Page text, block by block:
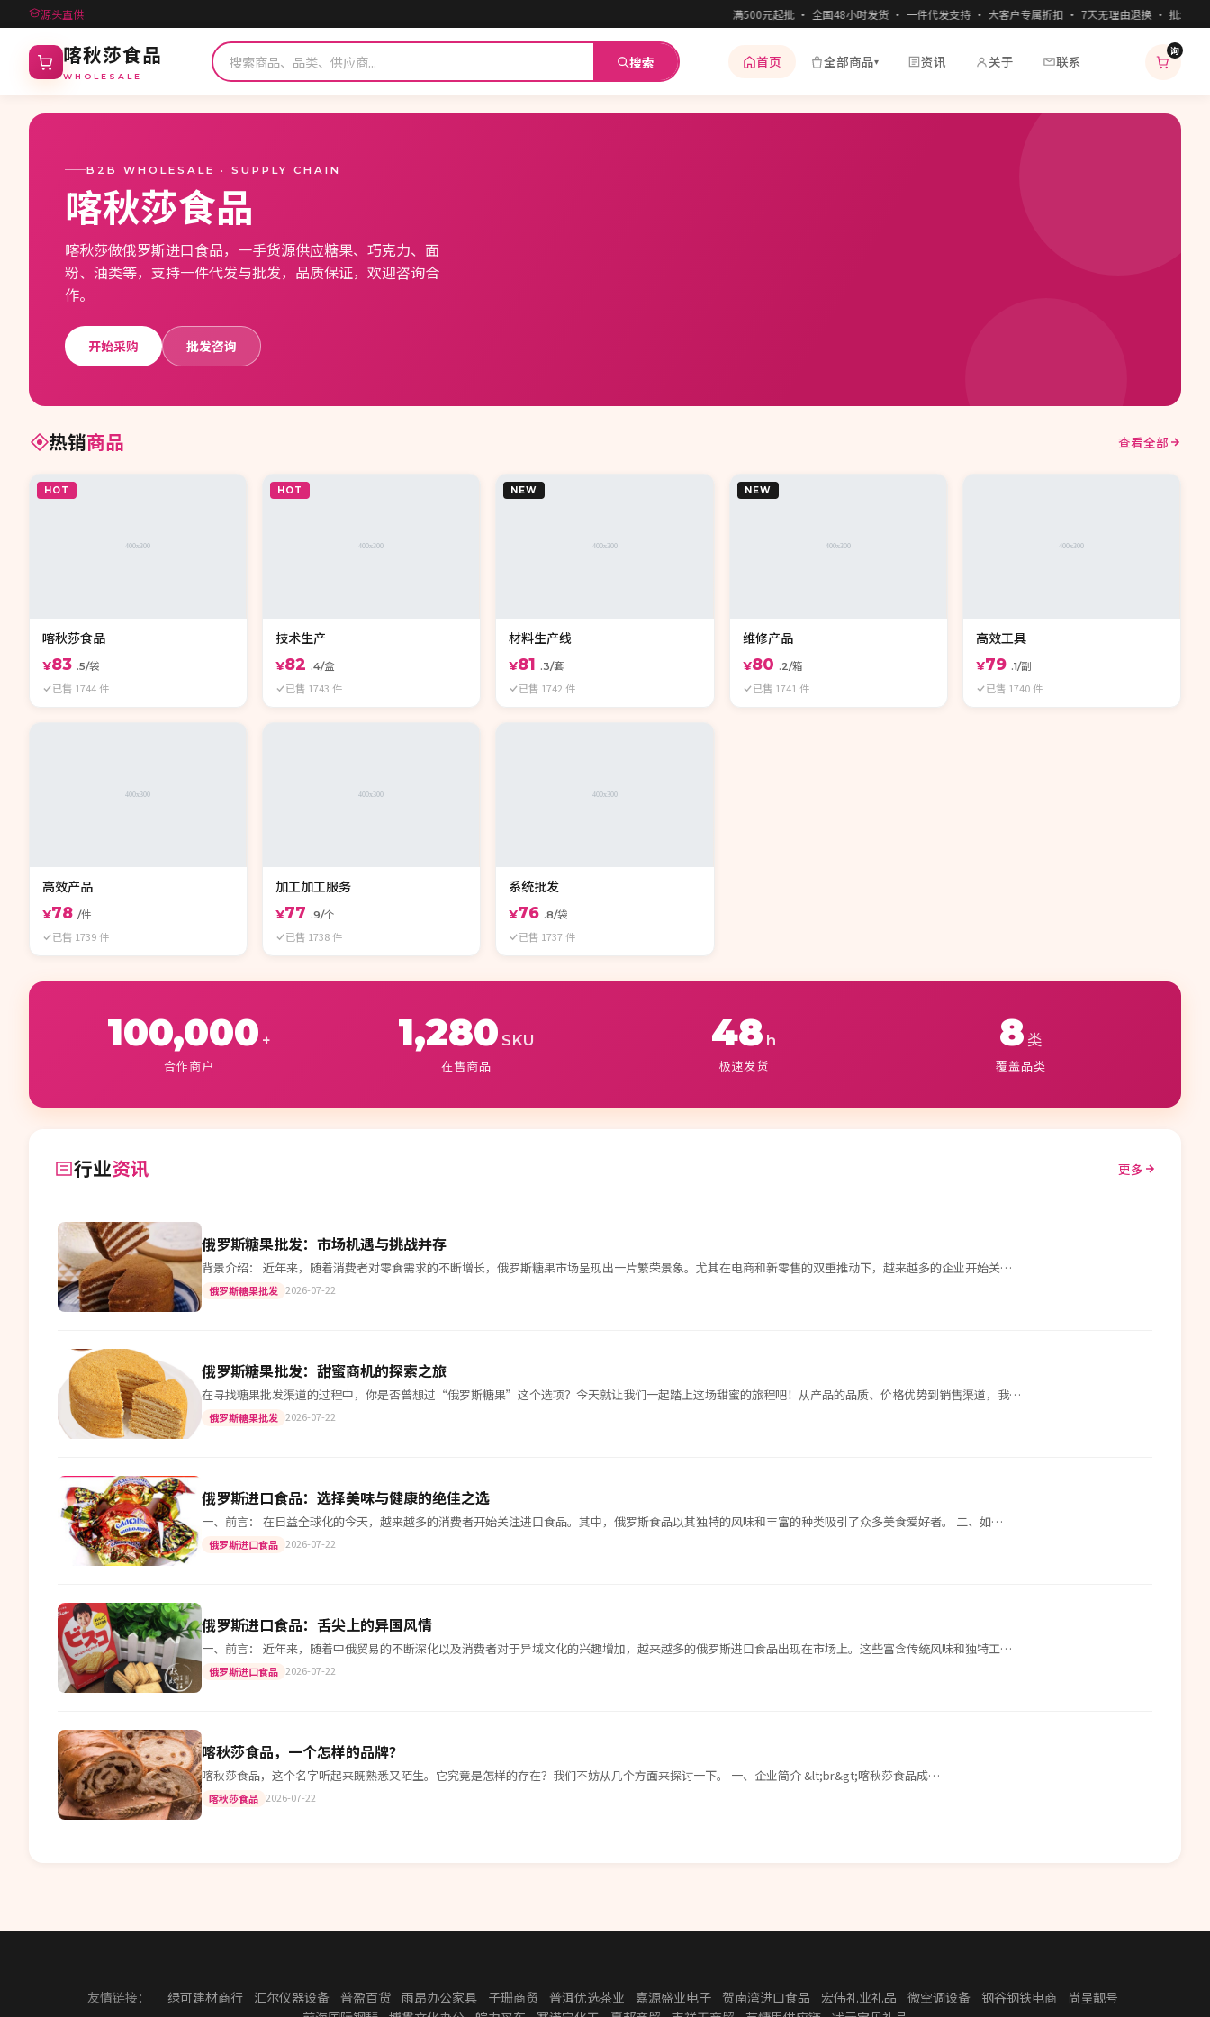
源头直供 满500元起批 · 全国48小时发货 · 一件代发支持 · 大客户专属折扣 · 7天无理由退换 · 批发零售一体
喀秋莎食品
WHOLESALE
搜索 首页 全部商品▾ 资讯 关于 联系
询
B2B WHOLESALE · SUPPLY CHAIN
喀秋莎食品
喀秋莎做俄罗斯进口食品，一手货源供应糖果、巧克力、面
粉、油类等，支持一件代发与批发，品质保证，欢迎咨询合
作。
开始采购 批发咨询
热销商品 查看全部
HOT
喀秋莎食品
¥83 .5/袋
已售 1744 件
HOT
技术生产
¥82 .4/盒
已售 1743 件
NEW
材料生产线
¥81 .3/套
已售 1742 件
NEW
维修产品
¥80 .2/箱
已售 1741 件
高效工具
¥79 .1/副
已售 1740 件
高效产品
¥78 /件
已售 1739 件
加工加工服务
¥77 .9/个
已售 1738 件
系统批发
¥76 .8/袋
已售 1737 件
100,000 +
合作商户
1,280 SKU
在售商品
48 h
极速发货
8 类
覆盖品类
行业资讯 更多
俄罗斯糖果批发：市场机遇与挑战并存
背景介绍： 近年来，随着消费者对零食需求的不断增长，俄罗斯糖果市场呈现出一片繁荣景象。尤其在电商和新零售的双重推动下，越来越多的企业开始关…
俄罗斯糖果批发 2026-07-22
俄罗斯糖果批发：甜蜜商机的探索之旅
在寻找糖果批发渠道的过程中，你是否曾想过“俄罗斯糖果”这个选项？今天就让我们一起踏上这场甜蜜的旅程吧！从产品的品质、价格优势到销售渠道，我…
俄罗斯糖果批发 2026-07-22
俄罗斯进口食品：选择美味与健康的绝佳之选
一、前言： 在日益全球化的今天，越来越多的消费者开始关注进口食品。其中，俄罗斯食品以其独特的风味和丰富的种类吸引了众多美食爱好者。 二、如…
俄罗斯进口食品 2026-07-22
俄罗斯进口食品：舌尖上的异国风情
一、前言： 近年来，随着中俄贸易的不断深化以及消费者对于异域文化的兴趣增加，越来越多的俄罗斯进口食品出现在市场上。这些富含传统风味和独特工…
俄罗斯进口食品 2026-07-22
喀秋莎食品，一个怎样的品牌？
喀秋莎食品，这个名字听起来既熟悉又陌生。它究竟是怎样的存在？我们不妨从几个方面来探讨一下。 一、企业简介 &lt;br&gt;喀秋莎食品成…
喀秋莎食品 2026-07-22
友情链接： 绿可建材商行 汇尔仪器设备 普盈百货 雨昂办公家具 子珊商贸 普洱优选茶业 嘉源盛业电子 贺南湾进口食品 宏伟礼业礼品 微空调设备 钢谷钢铁电商
尚呈靓号